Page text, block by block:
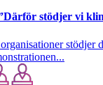
stödjer vi
stödjer